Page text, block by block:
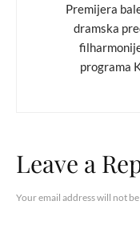
Premijera
dramska
programa
Leave a
Your email address will not